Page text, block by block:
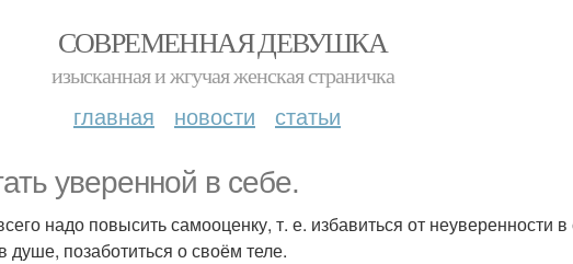
СОВРЕМЕННАЯ ДЕВУШКА
изысканная и жгучая женская страничка
главная новости статьи
уверенной в себе.
надо повысить самооценку, т. е. избавиться от неуверенности
душе, позаботиться о своём теле.